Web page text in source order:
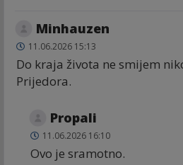
Minhauzen
11.06.2026 15:13
Do kraja života ne smijem
Prijedora.
Propali
11.06.2026 16:10
Ovo je sramotno.